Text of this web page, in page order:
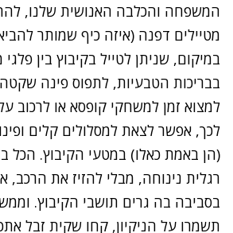
המשפחה והכלבה האנושית שלנו,
מטיילים דפנה (איזה כיף שמותר
במיקום, שניתן לטייל בקיבוץ בין
בבריכות הטבעיות, לתפוס פינה
למצוא זמן למשחקי קופסא או לרכוב
לכך, אפשר לצאת למסלולים קלים
(הן באמת כאלו) במטעי הקיבוץ. הכל
רגלית נינוחה, מבלי להזיז את
בסביבה בה גרים תושבי הקיבוץ.
תשמרו על הניקיון, קחו שקית זבל